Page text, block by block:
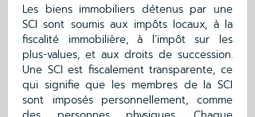
Les biens immobiliers détenus par une
SCI sont soumis aux impôts locaux, à la
fiscalité immobilière, à l’impôt sur les
plus-values, et aux droits de succession.
Une SCI est fiscalement transparente, ce
qui signifie que les membres de la SCI
sont imposés personnellement, comme